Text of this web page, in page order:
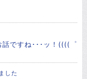
話ですね･･･ッ！((((゜
した